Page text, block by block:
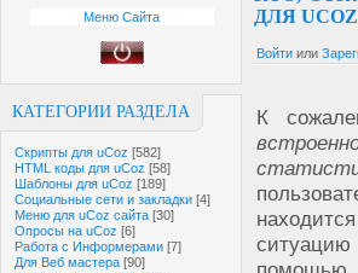
Меню Сайта
КАТЕГОРИИ РАЗДЕЛА
Скрипты для uCoz [582]
HTML коды для uCoz [58]
Шаблоны для uCoz [189]
Социальные сети и закладки [4]
Меню для uCoz сайта [30]
Опросы на uCoz [6]
Работа с Информерами [7]
Для Веб мастера [90]
ДЛЯ UCOZ
Войти или
К